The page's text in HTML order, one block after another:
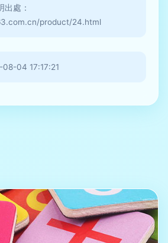
出處：
product/24.html
04 17:17:21